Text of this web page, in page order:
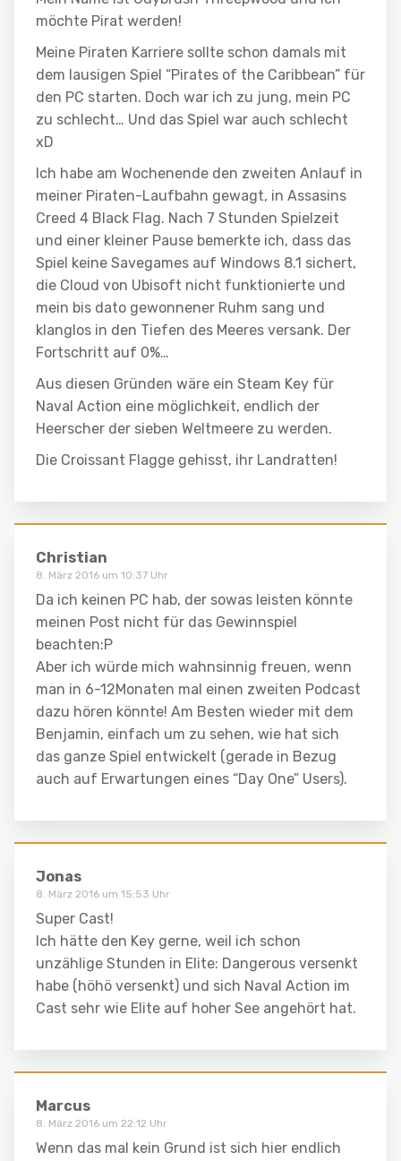
möchte Pirat werden!
Meine Piraten Karriere sollte schon damals mit
dem lausigen Spiel “Pirates of the Caribbean” für
den PC starten. Doch war ich zu jung, mein PC
zu schlecht… Und das Spiel war auch schlecht
xD
Ich habe am Wochenende den zweiten Anlauf in
meiner Piraten-Laufbahn gewagt, in Assasins
Creed 4 Black Flag. Nach 7 Stunden Spielzeit
und einer kleiner Pause bemerkte ich, dass das
Spiel keine Savegames auf Windows 8.1 sichert,
die Cloud von Ubisoft nicht funktionierte und
mein bis dato gewonnener Ruhm sang und
klanglos in den Tiefen des Meeres versank. Der
Fortschritt auf 0%…
Aus diesen Gründen wäre ein Steam Key für
Naval Action eine möglichkeit, endlich der
Heerscher der sieben Weltmeere zu werden.
Die Croissant Flagge gehisst, ihr Landratten!
Christian
8. März 2016 um 10:37 Uhr
Da ich keinen PC hab, der sowas leisten könnte
meinen Post nicht für das Gewinnspiel
beachten:P
Aber ich würde mich wahnsinnig freuen, wenn
man in 6-12Monaten mal einen zweiten Podcast
dazu hören könnte! Am Besten wieder mit dem
Benjamin, einfach um zu sehen, wie hat sich
das ganze Spiel entwickelt (gerade in Bezug
auch auf Erwartungen eines “Day One” Users).
Jonas
8. März 2016 um 15:53 Uhr
Super Cast!
Ich hätte den Key gerne, weil ich schon
unzählige Stunden in Elite: Dangerous versenkt
habe (höhö versenkt) und sich Naval Action im
Cast sehr wie Elite auf hoher See angehört hat.
Marcus
8. März 2016 um 22:12 Uhr
Wenn das mal kein Grund ist sich hier endlich